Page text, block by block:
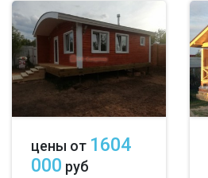
цены от 1604
000 руб